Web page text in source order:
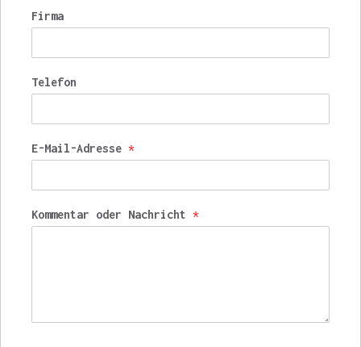
Firma
Telefon
E-Mail-Adresse *
Kommentar oder Nachricht *